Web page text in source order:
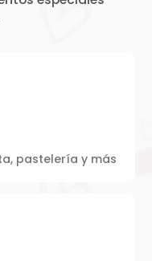
pastelería y más